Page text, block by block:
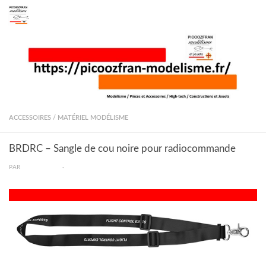
Skip to content
ACCESSOIRES / MATÉRIEL MODÉLISME
BRDRC – Sangle de cou noire pour radiocommande
PAR ·